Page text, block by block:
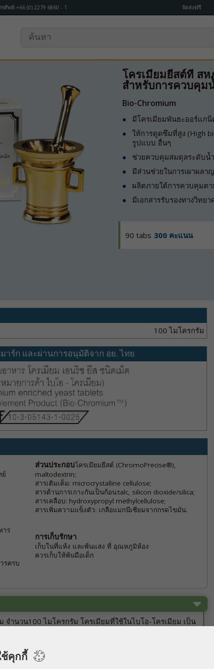
ศัพท์:+66 (0) 2279 6860 - 1 จัดส่งฟรี
โครเมียมยีสต์ที่ สห
สำหรับการควบคุม
Bio-Chromium
มีโครเมียมพันธะออร์แก
ให้การดูดซึมที่สูง (High
รูปแบบ อื่นๆ
ช่วยควบคุมสมดุลระดับน้
มีส่วนช่วยในการเผาผลา
ผลิตภายใต้การควบคุมต
มีเอกสารรับรองทางวิทย
90 tabs 300 คะแนน
100 ไมโครกรัม
ร์ก และผ่านการอนุมัติจาก อย. ไทย
ย์
าร
รครบ
ส่วนประกอบโครเมียมยีสต์ (ChromoPrecise®),
maltodextrin;
สารเติมเต็ม: microcrystalline cellulose;
สารต้านการเกาะกันเป็นก้อน:talc, silicon dioxide/silica;
สารเคลือบ: hydroxypropyl methylcellulose;
สารเพิ่มความแข็งตัว: เกลือแมกนีเซียมจากกรดไขมัน.
การเก็บรักษา
เก็บในที่แห้ง และพ้นแสง ที่ อุณหภูมิห้อง
ควรเก็บให้พ้นมือเด็ก
จำนวน100 ไมโครกรัม โครเมียมที่ใช้ในไบโอ-โครเมียม เป็น
มิโนตามธรรมชาติโดยการสร้างของยีสต์(โครเมียมยีสต์) จึง
ดซึมได้มากกว่าโครเมียมรูปแบบอื่นๆที่ได้รับการรับรอง ถึง
ช้คุกกี้